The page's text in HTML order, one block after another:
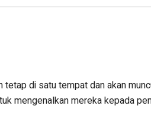
di satu tempat dan akan
mengenalkan mereka kepada